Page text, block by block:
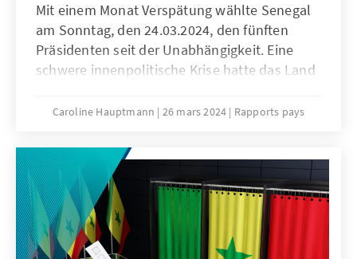
Mit einem Monat Verspätung wählte Senegal
am Sonntag, den 24.03.2024, den fünften
Präsidenten seit der Unabhängigkeit. Eine
schwere innenpolitische Krise hatte das Land
waren die Verschiebung des ursprünglichen
Korruptionsvorwürfe gegen führende
Repräsentanten der Republik. Die
Zivilgesellschaft ging auf die Straße. Der
Verfassungsrat erklärte die Verschiebung der
Wahlen für nichtig und stellte die Konformität
des Wahlverfahrens wieder her. Mit der
Caroline Hauptmann 26 mars 2024 Rapports pays